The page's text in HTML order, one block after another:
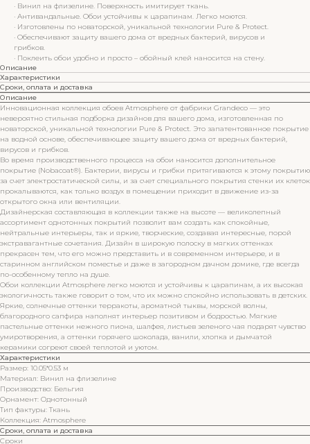
· Винил на флизелине. Поверхность имитирует ткань.
· Антивандальные. Обои устойчивы к царапинам. Легко моются.
· Изготовлены по новаторской, уникальной технологии Pure & Protect.
· Обеспечивают защиту вашего дома от вредных бактерий, вирусов и
грибков.
· Поклеить обои удобно и просто – обойный клей наносится на стену.
Описание
Характеристики
Сроки, оплата и доставка
Описание
Инновационная коллекция обоев Atmosphere от фабрики Grandeco — это
невероятно стильная подборка дизайнов для вашего дома, изготовленная по
новаторской, уникальной технологии Pure & Protect. Это запатентованное покрытие
на водной основе, обеспечивающее защиту вашего дома от вредных бактерий,
вирусов и грибков.
Во время производственного процесса на обои наносится дополнительное
покрытие (Nobacoat®). Бактерии, вирусы и грибки притягиваются к этому покрытию
за счет электростатической силы, и за счет специального покрытия стенки их клеток
прокалываются, как только воздух в помещении приходит в движение из-за
открытого окна или вентиляции.
Дизайнерская составляющая в коллекции также на высоте — великолепный
ассортимент однотонных покрытий позволит вам создать как спокойные,
нейтральные интерьеры, так и яркие, творческие, создавая интересные, порой
экстравагантные сочетания. Дизайн в широкую полоску в мягких оттенках
прекрасен тем, что его можно представить и в современном интерьере, и в
старинном английском поместье и даже в загородном дачном домике, где всегда
по-особенному тепло на душе.
Обои коллекции Atmosphere легко моются и устойчивы к царапинам, а их высокая
экологичность также говорит о том, что их можно спокойно использовать в детских.
Яркие, солнечные оттенки терракоты, ароматной тыквы, морской волны,
благородного сапфира наполнят интерьер позитивом и бодростью. Мягкие
пастельные оттенки нежного пиона, шалфея, листьев зеленого чая подарят чувство
умиротворения, а оттенки горячего шоколада, ванили, хлопка и дымчатой
керамики согреют своей теплотой и уютом.
Характеристики
Размер: 10.05*0.53 м
Материал: Винил на флизелине
Производство: Бельгия
Орнамент: Однотонный
Тип фактуры: Ткань
Коллекция: Atmosphere
Сроки, оплата и доставка
Сроки